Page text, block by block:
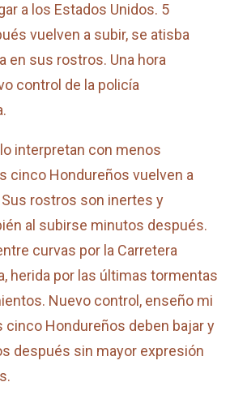
a los Estados Unidos. 5
vuelven a subir, se atisba
en sus rostros. Una hora
control de la policía
interpretan con menos
cinco Hondureños vuelven a
Sus rostros son inertes y
al subirse minutos después.
curvas por la Carretera
herida por las últimas tormentas
Nuevo control, enseño mi
cinco Hondureños deben bajar y
después sin mayor expresión